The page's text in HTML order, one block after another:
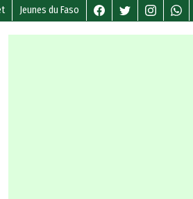
Jeunes du Faso